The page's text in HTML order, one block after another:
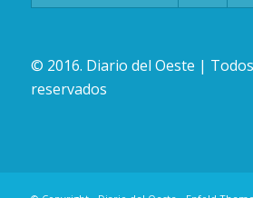
© 2016. Diario del Oeste |
reservados